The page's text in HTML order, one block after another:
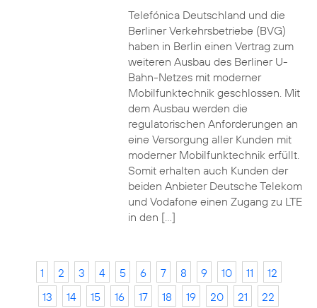
Telefónica Deutschland und die
Berliner Verkehrsbetriebe (BVG)
haben in Berlin einen Vertrag zum
weiteren Ausbau des Berliner U-
Bahn-Netzes mit moderner
Mobilfunktechnik geschlossen. Mit
dem Ausbau werden die
regulatorischen Anforderungen an
eine Versorgung aller Kunden mit
moderner Mobilfunktechnik erfüllt.
Somit erhalten auch Kunden der
beiden Anbieter Deutsche Telekom
und Vodafone einen Zugang zu LTE
in den […]
1 2 3 4 5 6 7 8 9 10 11
12
13
14 15 16 17 18 19 20 21
22